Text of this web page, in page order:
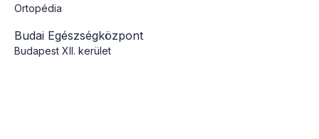
Ortopédia
Budai Egészségközpont
Budapest XII. kerület